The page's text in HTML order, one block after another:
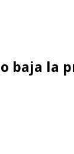
baja la